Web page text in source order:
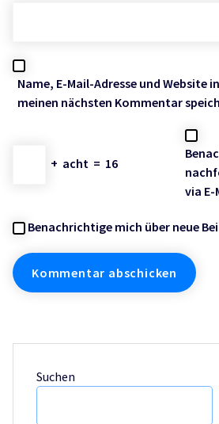
Name, E-Mail-Adresse und Website
meinen nächsten Kommentar
+ acht = 16
via E-
Benachrichtige mich über neue
Suchen